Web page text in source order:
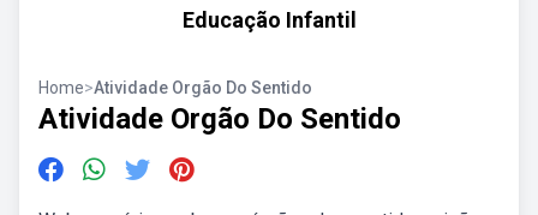
Educação Infantil
Home>Atividade Orgão Do Sentido
Atividade Orgão Do Sentido